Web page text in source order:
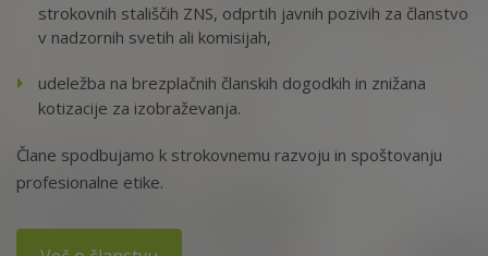
strokovnih stališčih ZNS, odprtih javnih pozivih za članstvo
v nadzornih svetih ali komisijah,
udeležba na brezplačnih članskih dogodkih in znižana
kotizacije za izobraževanja.
Člane spodbujamo k strokovnemu razvoju in spoštovanju
profesionalne etike.